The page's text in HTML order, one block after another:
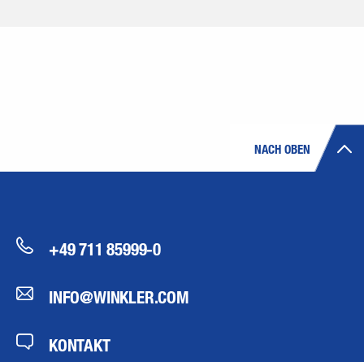
NACH OBEN
+49 711 85999-0
INFO@WINKLER.COM
KONTAKT